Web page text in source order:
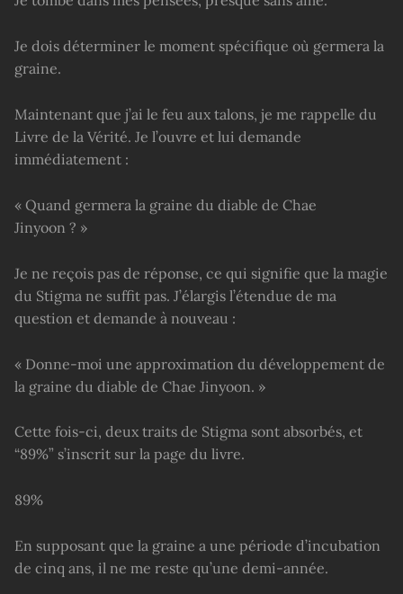
Je dois déterminer le moment spécifique où germera la
graine.
Maintenant que j’ai le feu aux talons, je me rappelle du
Livre de la Vérité. Je l’ouvre et lui demande
immédiatement :
« Quand germera la graine du diable de Chae
Jinyoon ? »
Je ne reçois pas de réponse, ce qui signifie que la magie
du Stigma ne suffit pas. J’élargis l’étendue de ma
question et demande à nouveau :
« Donne-moi une approximation du développement de
la graine du diable de Chae Jinyoon. »
Cette fois-ci, deux traits de Stigma sont absorbés, et
“89%” s’inscrit sur la page du livre.
89%
En supposant que la graine a une période d’incubation
de cinq ans, il ne me reste qu’une demi-année.